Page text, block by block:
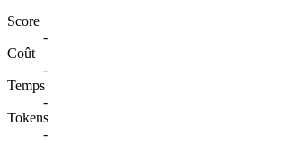
Score
-
Coût
-
Temps
-
Tokens
-